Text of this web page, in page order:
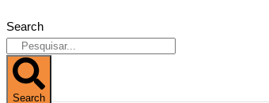
Search
Search